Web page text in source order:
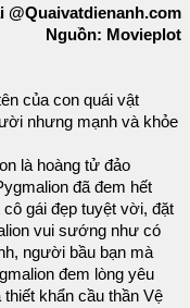
@Quaivatdienanh.com
Nguồn: Movieplot
của con quái vật
nhưng mạnh và khỏe
là hoàng tử đảo
đã đem hết
gái đẹp tuyệt vời, đặt
vui sướng như có
người bầu bạn mà
đem lòng yêu
khẩn cầu thần Vệ